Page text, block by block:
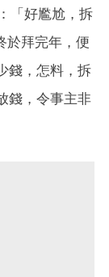
「好尷尬，拆
於拜完年，便
錢，怎料，拆
錢，令事主非